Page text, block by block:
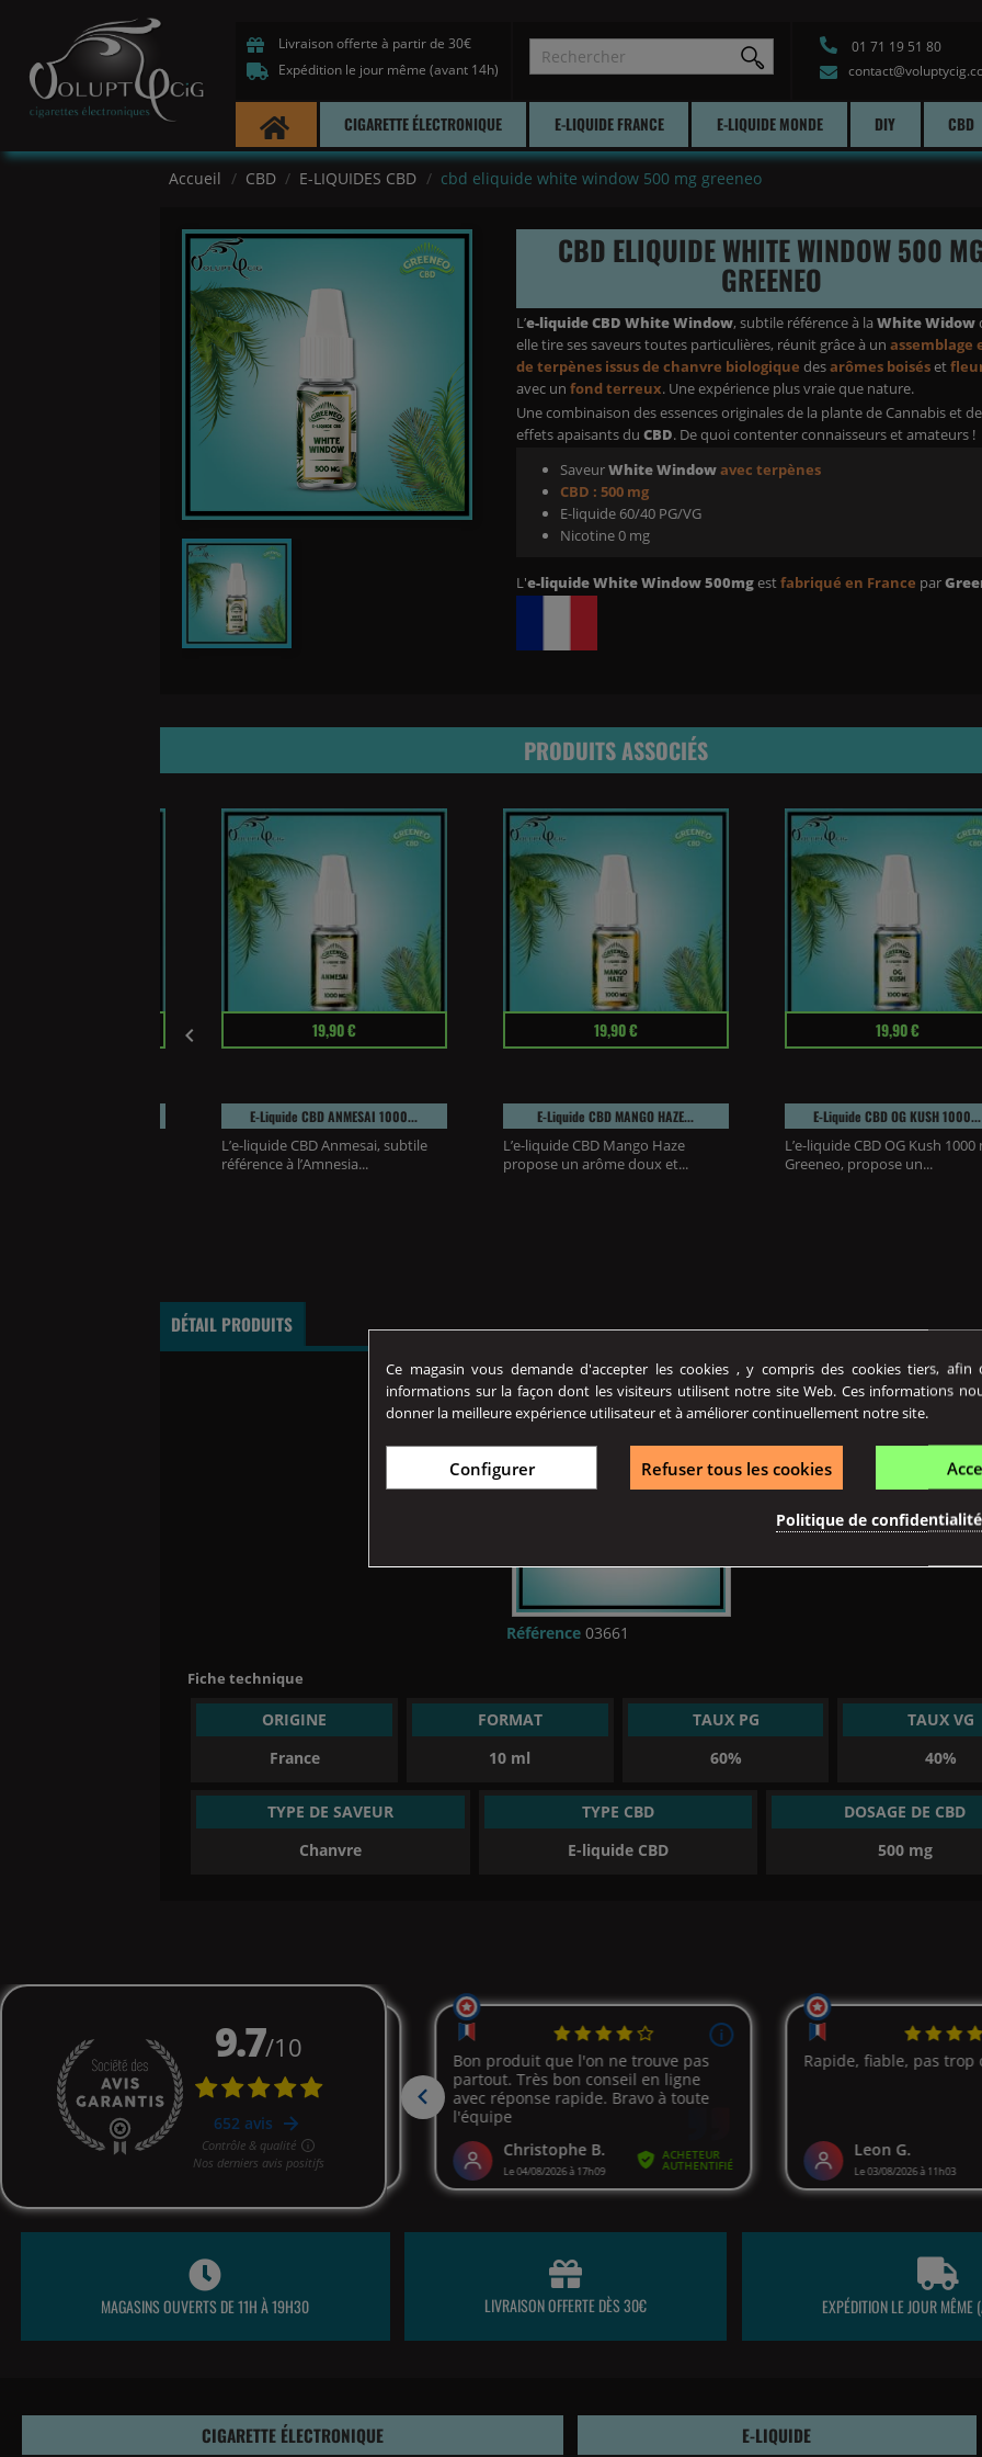
Livraison offerte à partir de 30€
Expédition le jour même (avant 14h)
01 71 19 51 80
CIGARETTE ÉLECTRONIQUE E-LIQUIDE FRANCE E-LIQUIDE MONDE DIY CBD
Accueil CBD E-LIQUIDES CBD cbd eliquide white window 500 mg greeneo
CBD ELIQUIDE WHITE WINDOW 500 MG
GREENEO
L’e-liquide CBD White Window, subtile référence à laWhite Widow
elle tire ses saveurs toutes particulières, réunit grâce à unassemblage
de terpènes issus de chanvre biologique desarômes boiséset
avec unfond terreux. Une expérience plus vraie que nature.
Une combinaison des essences originales de la plante de Cannabis et
effets apaisants duCBD. De quoi contenter connaisseurs et amateurs !
SaveurWhite Windowavec terpènes
CBD : 500 mg
E-liquide 60/40 PG/VG
Nicotine 0 mg
L'e-liquide White Window 500mgestfabriqué en France par
PRODUITS ASSOCIÉS
 19,90 €
E-Liquide CBD ANMESAI 1000...
L’e-liquide CBD Anmesai, subtile
référence à l’Amnesia...
19,90 €
E-Liquide CBD MANGO HAZE...
L’e-liquide CBD Mango Haze
propose un arôme doux et...
19,90 €
E-Liquide CBD OG KUSH 1000...
L’e-liquide CBD OG Kush 1000
Greeneo, propose un...
DÉTAIL PRODUITS
Référence 03661
Fiche technique
ORIGINE
France
FORMAT
10 ml
TAUX PG
60%
TAUX VG
40%
TYPE DE SAVEUR
Chanvre
TYPE CBD
E-liquide CBD
DOSAGE DE CBD
500 mg
MAGASINS OUVERTS DE 11H À 19H30 LIVRAISON OFFERTE DÈS 30€ EXPÉDITION LE JOUR MÊME
CIGARETTE ÉLECTRONIQUE E-LIQUIDE
Ce magasin vous demande d'accepter les cookies , y compris des cookies tiers, afin
informations sur la façon dont les visiteurs utilisent notre site Web. Ces informations
donner la meilleure expérience utilisateur et à améliorer continuellement notre site.
Refuser tous les cookies
Configurer
Politique de